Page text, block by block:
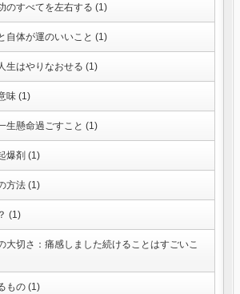
のすべてを左右する (1)
自体が運のいいこと (1)
生はやりなおせる (1)
味 (1)
生懸命過ごすこと (1)
爆剤 (1)
方法 (1)
(1)
大切さ：痛感しました続けることはすごいこ
もの (1)